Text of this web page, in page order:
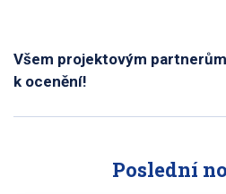
Všem projektovým
k ocenění!
Poslední